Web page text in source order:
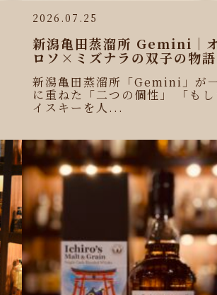
2026.07.25
新潟亀田蒸溜所 Gemini｜
ロソ×ミズナラの双子の物語
新潟亀田蒸溜所「Gemini」が
に重ねた「二つの個性」 「もし
イスキーを人...